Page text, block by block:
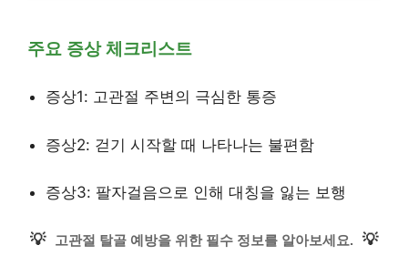
주요 증상 체크리스트
증상1: 고관절 주변의 극심한 통증
증상2: 걷기 시작할 때 나타나는 불편함
증상3: 팔자걸음으로 인해 대칭을 잃는 보행
💡 고관절 탈골 예방을 위한 필수 정보를 알아보세요. 💡